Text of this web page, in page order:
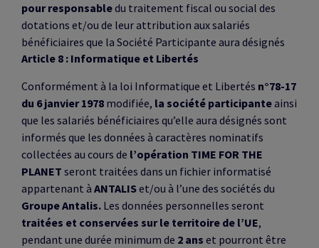
pour responsabledu traitement fiscal ou social des
dotations et/ou de leur attribution aux salariés
bénéficiaires que la Société Participante aura désignés
Article 8 : Informatique et Libertés
Conformément à la loi Informatique et Libertés n°78-17
du 6 janvier 1978 modifiée, la société participanteainsi
que les salariés bénéficiaires qu’elle aura désignés sont
informés que les données à caractères nominatifs
collectées au cours de l’opération TIME FOR THE
PLANET seront traitées dans un fichier informatisé
appartenant à ANTALISet/ou à l’une des sociétés du
Groupe Antalis. Les données personnelles seront
traitées et conservées sur le territoire de l’UE,
pendant une durée minimum de 2 ans et pourront être